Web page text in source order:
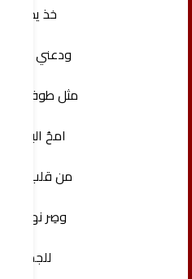
‏خذ يدي..
‏ودعني أتدفّق
‏مثل طوفان"الله"
امحُ البغضاءَ
من قلب وطني
وصِر نهر عدنٍ
للجميع